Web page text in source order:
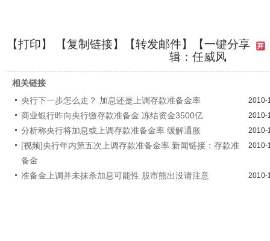
【打印】 【复制链接】【转发邮件】
【一键分享
辑：任威风
相关链接
央行下一步怎么走？ 加息还是上调存款准备金率
2010-
商业银行昨向央行缴存款准备金 冻结资金3500亿 2010-
分析称央行将加息或上调存款准备金率 缓解通胀 2010-
[视频]央行年内第五次上调存款准备金率 新闻链接：存款准
备金
2010-
准备金上调并未抹杀加息可能性 股市熊出没请注意 2010-